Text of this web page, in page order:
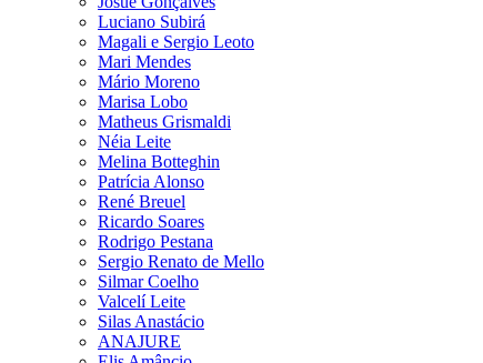
Luciano Subirá
Magali e Sergio Leoto
Mari Mendes
Mário Moreno
Marisa Lobo
Matheus Grismaldi
Néia Leite
Melina Botteghin
Patrícia Alonso
René Breuel
Ricardo Soares
Rodrigo Pestana
Sergio Renato de Mello
Silmar Coelho
Valcelí Leite
Silas Anastácio
ANAJURE